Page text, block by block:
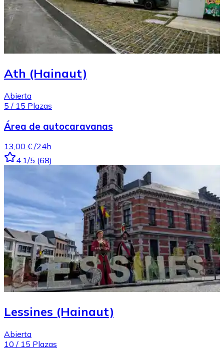
Ath (Hainaut)
Abierta
5 / 15 Plazas
Área de autocaravanas
13,00 € /24h
4.1/5 (68)
Lessines (Hainaut)
Abierta
10 / 15 Plazas